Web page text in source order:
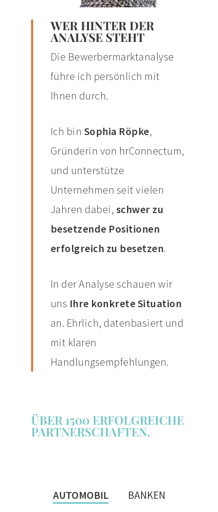
WER HINTER DER
ANALYSE STEHT
Die Bewerbermarktanalyse
führe ich persönlich mit
Ihnen durch.
Ich bin Sophia Röpke,
Gründerin von hrConnectum,
und unterstütze
Unternehmen seit vielen
Jahren dabei, schwer zu
besetzende Positionen
erfolgreich zu besetzen.
In der Analyse schauen wir
uns Ihre konkrete Situation
an. Ehrlich, datenbasiert und
mit klaren
Handlungsempfehlungen.
ÜBER 1500 ERFOLGREICHE
PARTNERSCHAFTEN.
AUTOMOBIL
BANKEN